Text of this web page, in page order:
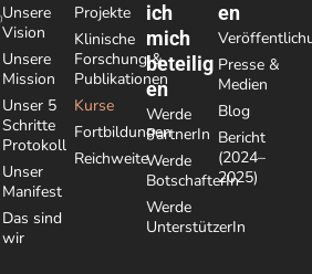
Unsere
Vision
Unsere
Mission
Unser 5
Schritte
Protokoll
Unser
Manifest
Das sind
wir
Projekte
Klinische
Forschung &
Publikationen
Kurse
Fortbildungen
Reichweite
ich
mich
beteilig
en
Werde
PartnerIn
Werde
BotschafterIn
Werde
UnterstützerIn
en
Presse &
Medien
Blog
Bericht
(2024–
2025)